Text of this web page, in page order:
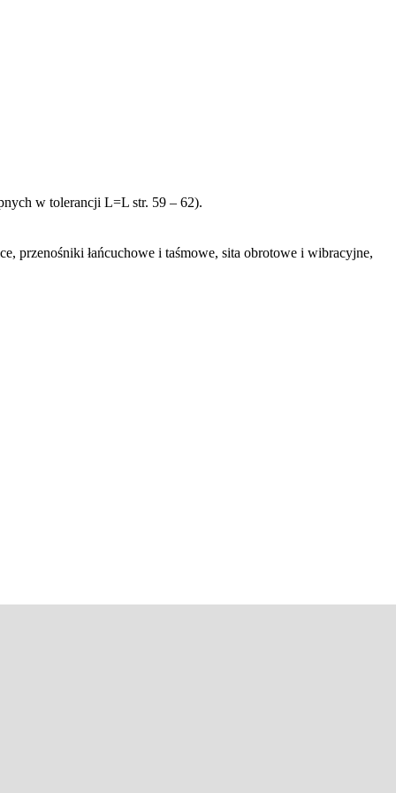
w tolerancji L=L str. 59 – 62).
przenośniki łańcuchowe i taśmowe, sita obrotowe i wibracyjne,